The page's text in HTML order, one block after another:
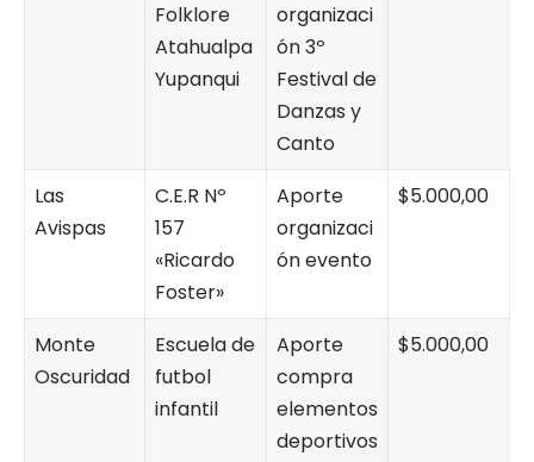
Folklore
Atahualpa
Yupanqui
organizaci
ón 3º
Festival de
Danzas y
Canto
Las
Avispas
C.E.R Nº
157
«Ricardo
Foster»
Aporte
organizaci
ón evento
$5.000,00
Monte
Oscuridad
Escuela de
futbol
infantil
Aporte
compra
elementos
deportivos
$5.000,00